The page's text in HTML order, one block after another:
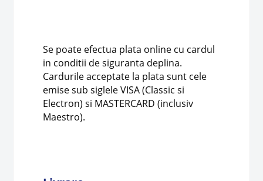
Se poate efectua plata online cu cardul
in conditii de siguranta deplina.
Cardurile acceptate la plata sunt cele
emise sub siglele VISA (Classic si
Electron) si MASTERCARD (inclusiv
Maestro).